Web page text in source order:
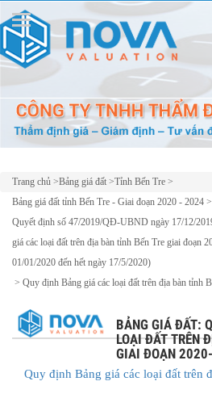
Trang chủ >Bảng giá đất >Tỉnh Bến Tre >
Bảng giá đất tỉnh Bến Tre - Giai đoạn 2020 - 2024 >
Quyết định số 47/2019/QĐ-UBND ngày 17/12/
giá các loại đất trên địa bàn tỉnh Bến Tre giai đoạn
01/01/2020 đến hết ngày 17/5/2020)
> Quy định Bảng giá các loại đất trên địa bàn tỉnh
BẢNG GIÁ ĐẤT:
LOẠI ĐẤT TRÊN
GIAI ĐOẠN
Quy định Bảng giá các loại đất trên